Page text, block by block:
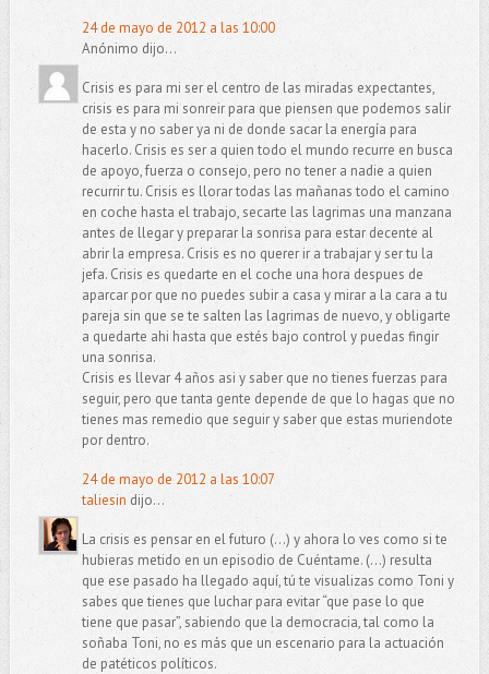
24 de mayo de 2012 a las 10:00
Anónimo dijo...
Crisis es para mi ser el centro de las miradas expectantes,
crisis es para mi sonreir para que piensen que podemos salir
de esta y no saber ya ni de donde sacar la energía para
hacerlo. Crisis es ser a quien todo el mundo recurre en busca
de apoyo, fuerza o consejo, pero no tener a nadie a quien
recurrir tu. Crisis es llorar todas las mañanas todo el camino
en coche hasta el trabajo, secarte las lagrimas una manzana
antes de llegar y preparar la sonrisa para estar decente al
abrir la empresa. Crisis es no querer ir a trabajar y ser tu la
jefa. Crisis es quedarte en el coche una hora despues de
aparcar por que no puedes subir a casa y mirar a la cara a tu
pareja sin que se te salten las lagrimas de nuevo, y obligarte
a quedarte ahi hasta que estés bajo control y puedas fingir
una sonrisa.
Crisis es llevar 4 años asi y saber que no tienes fuerzas para
seguir, pero que tanta gente depende de que lo hagas que no
tienes mas remedio que seguir y saber que estas muriendote
por dentro.
24 de mayo de 2012 a las 10:07
taliesin dijo...
La crisis es pensar en el futuro (...) y ahora lo ves como si te
hubieras metido en un episodio de Cuéntame. (...) resulta
que ese pasado ha llegado aquí, tú te visualizas como Toni y
sabes que tienes que luchar para evitar “que pase lo que
tiene que pasar”, sabiendo que la democracia, tal como la
soñaba Toni, no es más que un escenario para la actuación
de patéticos políticos.